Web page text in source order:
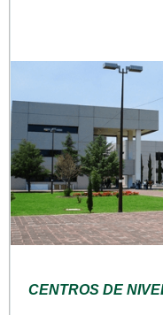
CENTROS DE